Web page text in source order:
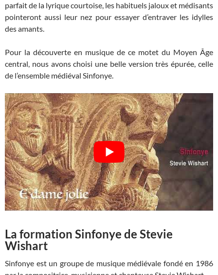
parfait de la lyrique courtoise, les habituels jaloux et médisants
pointeront aussi leur nez pour essayer d’entraver les idylles
des amants.
Pour la découverte en musique de ce motet du Moyen Âge
central, nous avons choisi une belle version très épurée, celle
de l’ensemble médiéval Sinfonye.
La formation Sinfonye de Stevie
Wishart
Sinfonye est un groupe de musique médiévale fondé en 1986